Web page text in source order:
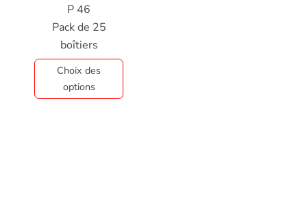
P 46
Pack de 25
boîtiers
Choix des
options